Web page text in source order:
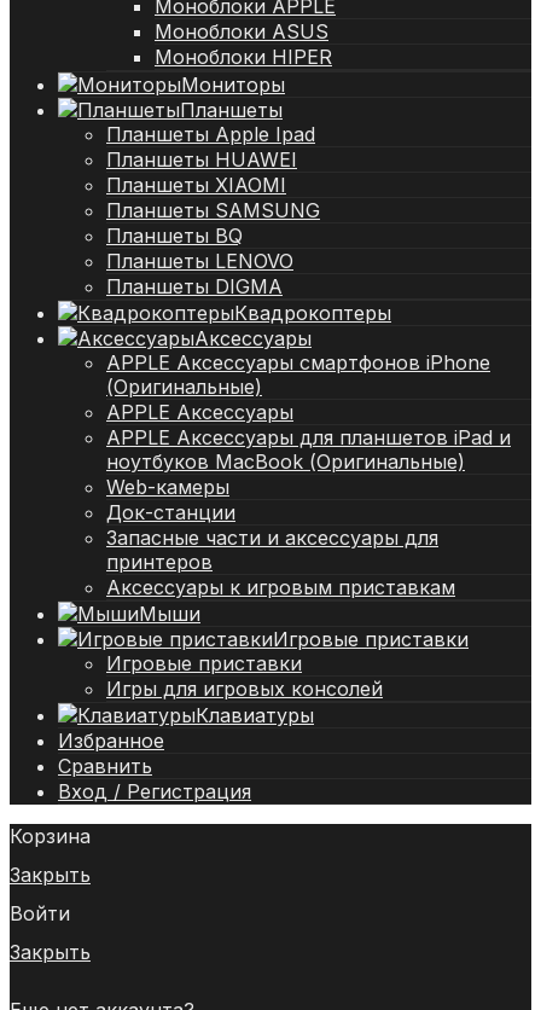
Моноблоки APPLE
Моноблоки ASUS
Моноблоки HIPER
Мониторы
Планшеты
Планшеты Apple Ipad
Планшеты HUAWEI
Планшеты XIAOMI
Планшеты SAMSUNG
Планшеты BQ
Планшеты LENOVO
Планшеты DIGMA
Квадрокоптеры
Аксессуары
APPLE Аксессуары смартфонов iPhone
(Оригинальные)
APPLE Аксессуары
APPLE Аксессуары для планшетов iPad и
ноутбуков MacBook (Оригинальные)
Web-камеры
Док-станции
Запасные части и аксессуары для
принтеров
Аксессуары к игровым приставкам
Мыши
Игровые приставки
Игровые приставки
Игры для игровых консолей
Клавиатуры
Избранное
Сравнить
Вход / Регистрация
Корзина
Закрыть
Войти
Закрыть